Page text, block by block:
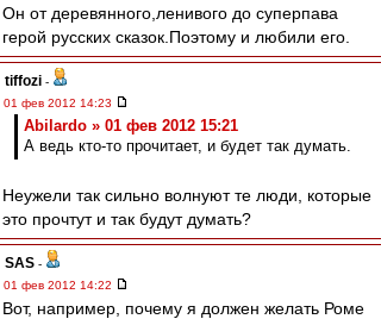
Он от деревянного,ленивого до суперпава
герой русских сказок.Поэтому и любили его.
tiffozi -
01 фев 2012 14:23
Abilardo » 01 фев 2012 15:21
А ведь кто-то прочитает, и будет так думать.
Неужели так сильно волнуют те люди, которые
это прочтут и так будут думать?
SAS -
01 фев 2012 14:22
Вот, например, почему я должен желать Роме